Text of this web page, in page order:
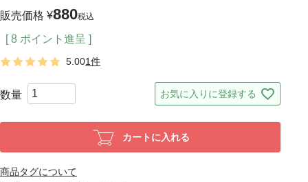
販売価格 ¥880税込
[ 8 ポイント進呈 ]
5.001件
お気に入りに登録する
カートに入れる
商品タグについて